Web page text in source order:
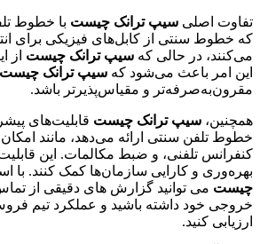
تفاوت اصلی سیپ ترانک چیست با خطوط
که خطوط سنتی از کابل‌های فیزیکی برای
می‌کنند، در حالی که سیپ ترانک چیست از
این امر باعث می‌شود که سیپ ترانک چیست
مقرون‌به‌صرفه‌تر و مقیاس‌پذیرتر باشد.
همچنین، سیپ ترانک چیست قابلیت‌های
خطوط تلفن سنتی ارائه می‌دهد، مانند امکان
کنفرانس تلفنی، و ضبط مکالمات. این
بهره‌وری و کارایی سازمان‌ها کمک کنند. با
چیست می توانید گزارش های دقیقی از
خروجی خود داشته باشید و عملکرد تیم
ارزیابی کنید.